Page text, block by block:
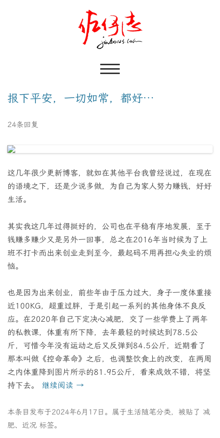
报下平安，一切如常，都好…
24条回复
这几年很少更新博客，就如在其他平台我曾经说过，在现在
的语境之下，还是少说多做，为自己为家人努力赚钱，好好
生活。
其实我这几年过得挺好的，公司也在平稳有序地发展，至于
钱赚多赚少又是另外一回事，总之在2016年当时候为了上
班不打卡而出来创业走到至今，最起码不用再担心失业的烦
恼。
也是因为出来创业，前些年由于压力过大，身子一度体重接
近100KG，超重过胖，于是引起一系列的其他身体不良反
应。在2020年自己下定决心减肥，交了一些学费上了两年
的私教课，体重有所下降，去年最轻的时候达到78.5公
斤，可惜今年没有运动之后又反弹到84.5公斤，近期看了
那本叫做《控命革命》之后，也调整饮食上的改变，在两周
之内体重降到图片所示的81.95公斤，看来成效不错，将坚
持下去。 继续阅读 →
本条目发布于2024年6月17日 。属于生活随笔分类，被贴了 减
肥、 近况 标签。